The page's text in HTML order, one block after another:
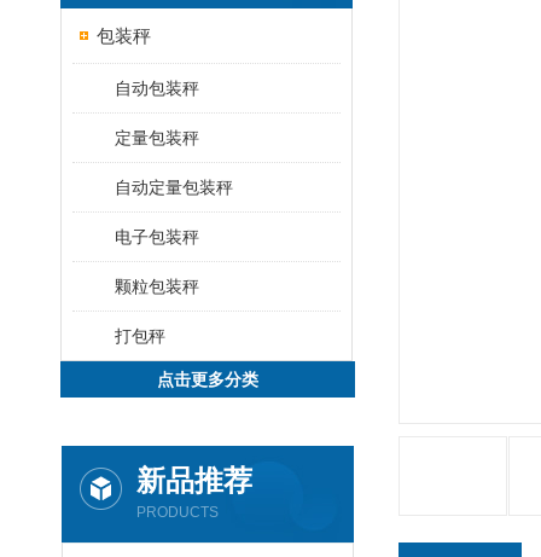
包装秤
自动包装秤
定量包装秤
自动定量包装秤
电子包装秤
颗粒包装秤
打包秤
点击更多分类
新品推荐
PRODUCTS